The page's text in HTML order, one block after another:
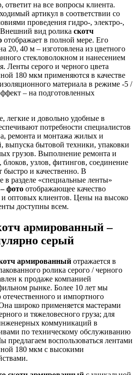
на все вопросы клиента.
артикул в соответствии со
проведения гидро-, электро-,
Внешний вид ролика скотч
отображает в полной мере. Его
20, 40 м – изготовлена из цветного
стекловолокном и нанесением
Ленты серого и черного цвета
180 мкм применяются в качестве
материала в режиме -5 /
– на подготовленных
легкие и довольно удобные в
потребности специалистов
ремонта и монтажа жилых и
бытовой техники, упаковки
грузов. Выполнение ремонта и
узлов, фитингов, соединение
и качественно. В
разделе «специальные ленты»
фото отображающее качество
оптовых клиентов. Цены на высоко
доступны всем.
армированный –
серый
армированный отражается в
ролика серого / черного
к продаже компанией
рынке. Более 10 лет мы
и импортного
широко применяется мастерами
и тяжеловесного груза; для
коммуникаций в
по техническому обслуживанию
воспользоваться лентами
180 мкм с высокими